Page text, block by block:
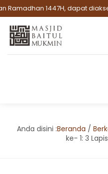
di link berikut:=> KLIK
Anda disini :Beranda /
ke- 1: 3